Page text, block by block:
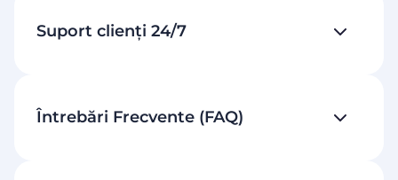
Suport clienți 24/7
Întrebări Frecvente (FAQ)